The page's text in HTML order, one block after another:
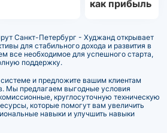
как прибыль
Санкт-Петербург - Худжанд открывает
для стабильного дохода и развития в
все необходимое для успешного старта,
поддержку.
и предложите вашим клиентам
Мы предлагаем выгодные условия
круглосуточную техническую
которые помогут вам увеличить
навыки и улучшить навыки